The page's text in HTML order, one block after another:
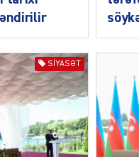
SIYASƏT